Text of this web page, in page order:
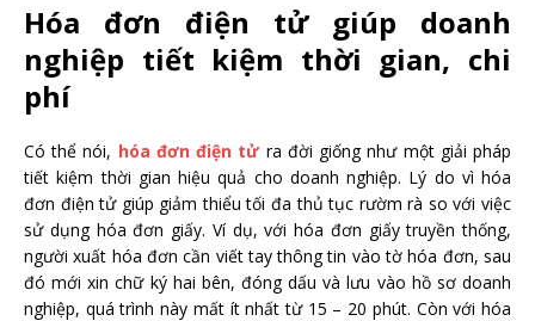
Hóa đơn điện tử giúp doanh
nghiệp tiết kiệm thời gian, chi
phí
Có thể nói, hóa đơn điện tửra đời giống như một giải pháp
tiết kiệm thời gian hiệu quả cho doanh nghiệp. Lý do vì hóa
đơn điện tử giúp giảm thiểu tối đa thủ tục rườm rà so với việc
sử dụng hóa đơn giấy. Ví dụ, với hóa đơn giấy truyền thống,
người xuất hóa đơn cần viết tay thông tin vào tờ hóa đơn, sau
đó mới xin chữ ký hai bên, đóng dấu và lưu vào hồ sơ doanh
nghiệp, quá trình này mất ít nhất từ 15 – 20 phút. Còn với hóa